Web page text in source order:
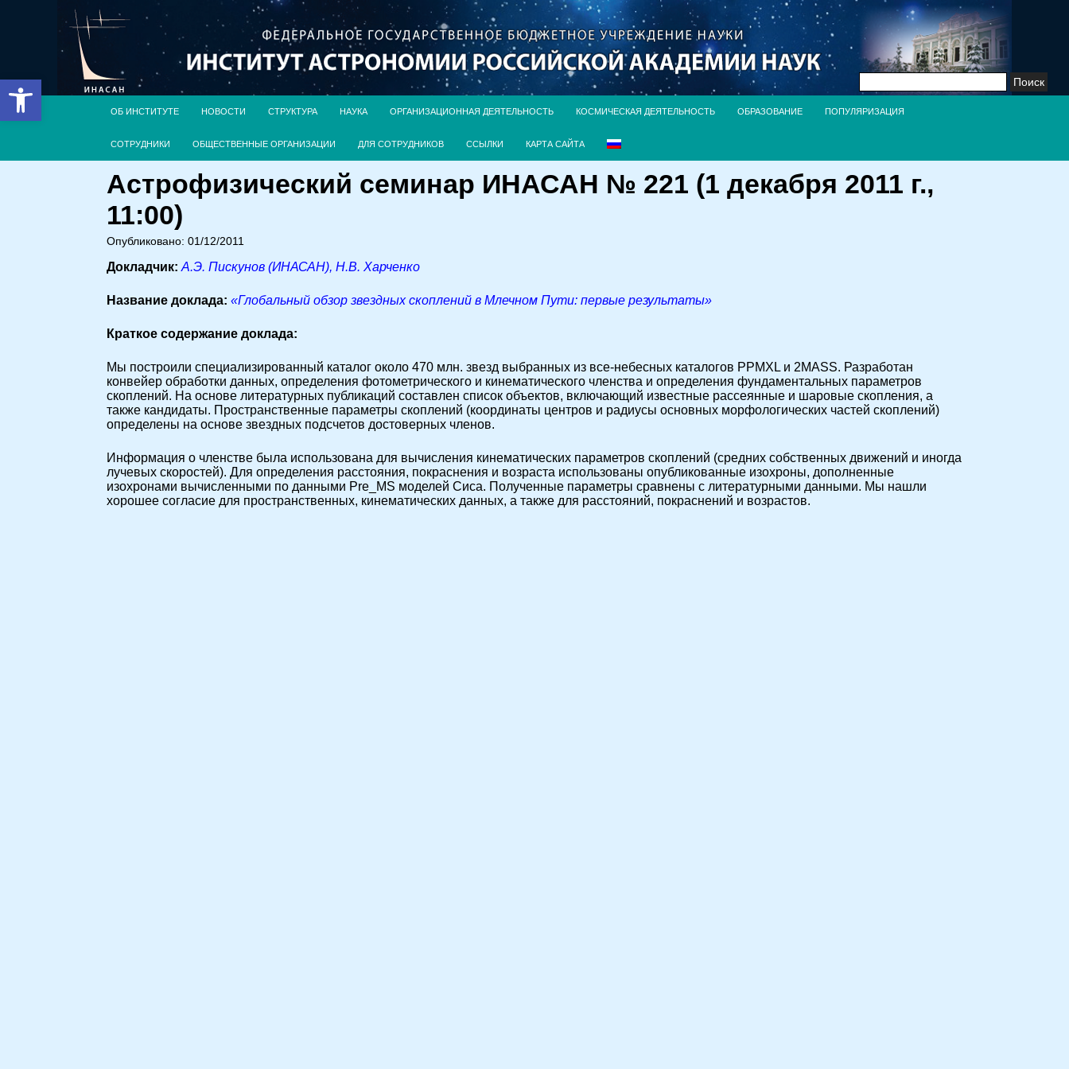
Открыть панель инструментов Найти:
ОБ ИНСТИТУТЕ НОВОСТИ СТРУКТУРА НАУКА ОРГАНИЗАЦИОННАЯ ДЕЯТЕЛЬНОСТЬ КОСМИЧЕСКАЯ ДЕЯТЕЛЬНОСТЬ ОБРАЗОВАНИЕ ПОПУЛЯРИЗАЦИЯ
СОТРУДНИКИ ОБЩЕСТВЕННЫЕ ОРГАНИЗАЦИИ ДЛЯ СОТРУДНИКОВ ССЫЛКИ КАРТА САЙТА
Астрофизический семинар ИНАСАН № 221 (1 декабря 2011 г.,
11:00)
Опубликовано: 01/12/2011
Докладчик: А.Э. Пискунов (ИНАСАН), Н.В. Харченко
Название доклада: «Глобальный обзор звездных скоплений в Млечном Пути: первые результаты»
Краткое содержание доклада:
Мы построили специализированный каталог около 470 млн. звезд выбранных из все-небесных каталогов PPMXL и 2MASS. Разработан
конвейер обработки данных, определения фотометрического и кинематического членства и определения фундаментальных параметров
скоплений. На основе литературных публикаций составлен список объектов, включающий известные рассеянные и шаровые скопления, а
также кандидаты. Пространственные параметры скоплений (координаты центров и радиусы основных морфологических частей скоплений)
определены на основе звездных подсчетов достоверных членов.
Информация о членстве была использована для вычисления кинематических параметров скоплений (средних собственных движений и иногда
лучевых скоростей). Для определения расстояния, покраснения и возраста использованы опубликованные изохроны, дополненные
изохронами вычисленными по данными Pre_MS моделей Сиса. Полученные параметры сравнены с литературными данными. Мы нашли
хорошее согласие для пространственных, кинематических данных, а также для расстояний, покраснений и возрастов.